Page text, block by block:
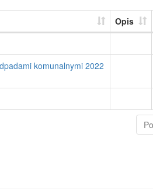
Opis
komunalnymi 2022